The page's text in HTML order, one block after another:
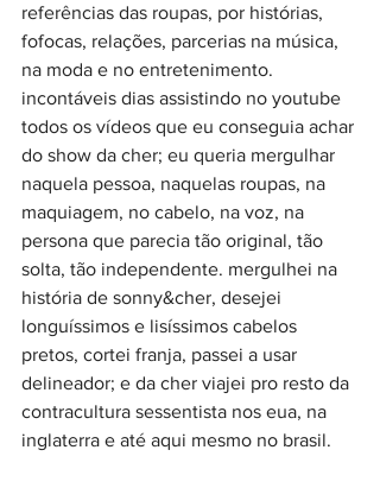
referências das roupas, por histórias,
fofocas, relações, parcerias na música,
na moda e no entretenimento.
incontáveis dias assistindo no youtube
todos os vídeos que eu conseguia achar
do show da cher; eu queria mergulhar
naquela pessoa, naquelas roupas, na
maquiagem, no cabelo, na voz, na
persona que parecia tão original, tão
solta, tão independente. mergulhei na
história de sonny&cher, desejei
longuíssimos e lisíssimos cabelos
pretos, cortei franja, passei a usar
delineador; e da cher viajei pro resto da
contracultura sessentista nos eua, na
inglaterra e até aqui mesmo no brasil.